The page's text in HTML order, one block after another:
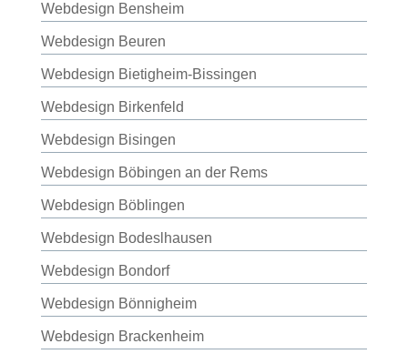
Webdesign Bensheim
Webdesign Beuren
Webdesign Bietigheim-Bissingen
Webdesign Birkenfeld
Webdesign Bisingen
Webdesign Böbingen an der Rems
Webdesign Böblingen
Webdesign Bodeslhausen
Webdesign Bondorf
Webdesign Bönnigheim
Webdesign Brackenheim